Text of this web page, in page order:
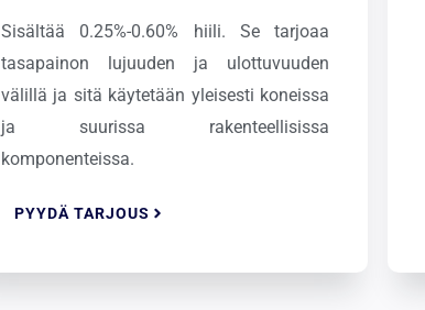
Sisältää 0.25%-0.60% hiili. Se tarjoaa
tasapainon lujuuden ja ulottuvuuden
välillä ja sitä käytetään yleisesti koneissa
ja suurissa rakenteellisissa
komponenteissa.
PYYDÄ TARJOUS